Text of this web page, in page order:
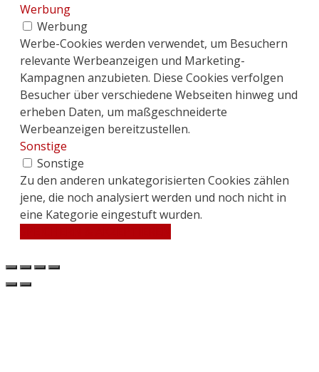
Werbung
Werbung
Werbe-Cookies werden verwendet, um Besuchern
relevante Werbeanzeigen und Marketing-
Kampagnen anzubieten. Diese Cookies verfolgen
Besucher über verschiedene Webseiten hinweg und
erheben Daten, um maßgeschneiderte
Werbeanzeigen bereitzustellen.
Sonstige
Sonstige
Zu den anderen unkategorisierten Cookies zählen
jene, die noch analysiert werden und noch nicht in
eine Kategorie eingestuft wurden.